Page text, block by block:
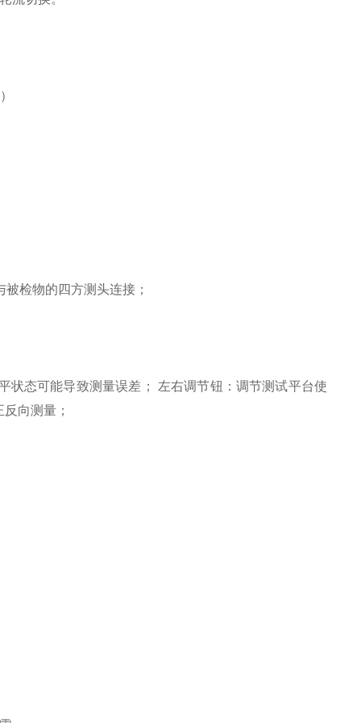
检物的四方测头连接；
状态可能导致测量误差； 左右调节钮：调节测试平台使
向测量；